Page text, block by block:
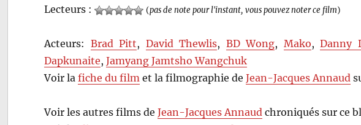
Lecteurs : (pas de note pour l'instant, vous pouvez noter ce film)
Acteurs: Brad Pitt, David Thewlis, BD Wong, Mako,Danny
Dapkunaite,Jamyang Jamtsho Wangchuk
Voir lafiche du film et la filmographie deJean-Jacques Annaud
Voir les autres films deJean-Jacques Annaud chroniqués sur ce